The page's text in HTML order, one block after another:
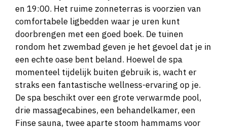
en 19:00. Het ruime zonneterras is voorzien van
comfortabele ligbedden waar je uren kunt
doorbrengen met een goed boek. De tuinen
rondom het zwembad geven je het gevoel dat je in
een echte oase bent beland. Hoewel de spa
momenteel tijdelijk buiten gebruik is, wacht er
straks een fantastische wellness-ervaring op je.
De spa beschikt over een grote verwarmde pool,
drie massagecabines, een behandelkamer, een
Finse sauna, twee aparte stoom hammams voor